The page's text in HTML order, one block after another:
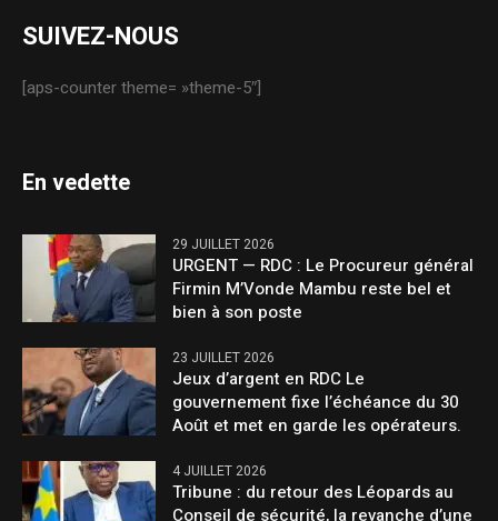
SUIVEZ-NOUS
[aps-counter theme= »theme-5″]
En vedette
29 JUILLET 2026
URGENT — RDC : Le Procureur général
Firmin M’Vonde Mambu reste bel et
bien à son poste
23 JUILLET 2026
Jeux d’argent en RDC Le
gouvernement fixe l’échéance du 30
Août et met en garde les opérateurs.
4 JUILLET 2026
Tribune : du retour des Léopards au
Conseil de sécurité, la revanche d’une